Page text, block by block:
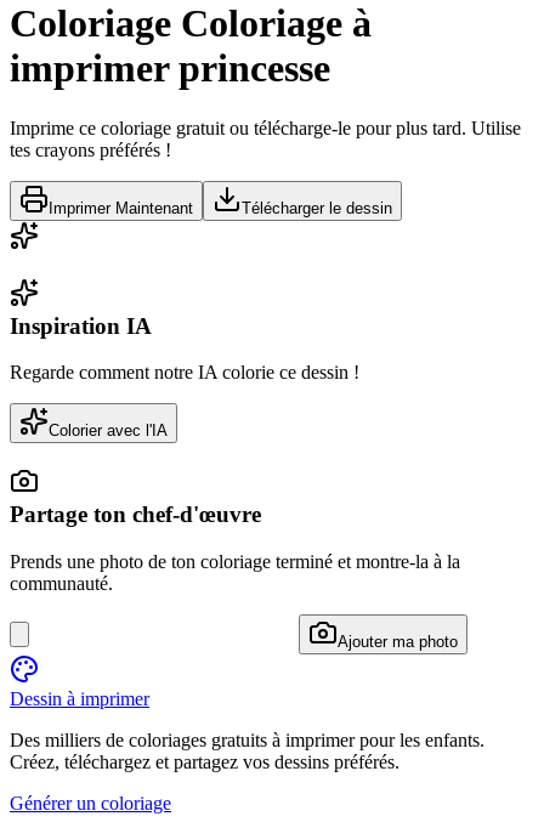
Coloriage Coloriage à
imprimer princesse
Imprime ce coloriage gratuit ou télécharge-le pour plus tard. Utilise
tes crayons préférés !
Imprimer Maintenant Télécharger le dessin
Inspiration IA
Regarde comment notre IA colorie ce dessin !
Colorier avec l'IA
Partage ton chef-d'œuvre
Prends une photo de ton coloriage terminé et montre-la à la
communauté.
Ajouter ma photo
Dessin à imprimer
Des milliers de coloriages gratuits à imprimer pour les enfants.
Créez, téléchargez et partagez vos dessins préférés.
Générer un coloriage